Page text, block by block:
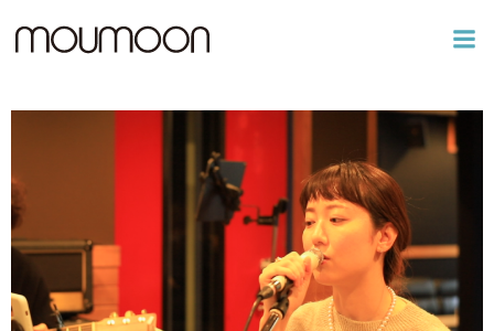
ツ
ス
ッ